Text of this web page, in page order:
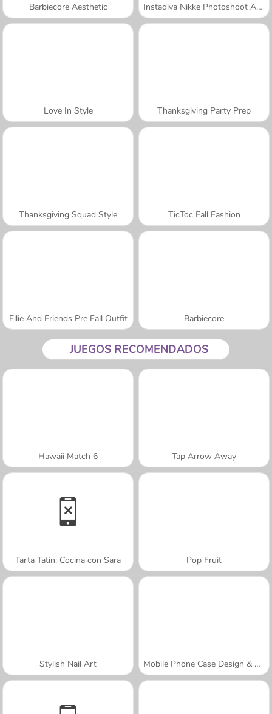
Barbiecore Aesthetic Instadiva Nikke Photoshoot And Date Night
Love In Style Thanksgiving Party Prep
Thanksgiving Squad Style TicToc Fall Fashion
Ellie And Friends Pre Fall Outfit Barbiecore
JUEGOS RECOMENDADOS
Hawaii Match 6 Tap Arrow Away
Tarta Tatin: Cocina con Sara Pop Fruit
Stylish Nail Art Mobile Phone Case Design & DIY